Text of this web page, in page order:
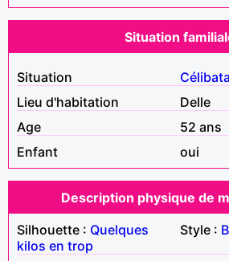
Situation
Situation
Lieu d'habitation
Delle
Age
52 ans
Enfant
oui
Description physique de
Silhouette : Quelques
kilos en trop
Style :